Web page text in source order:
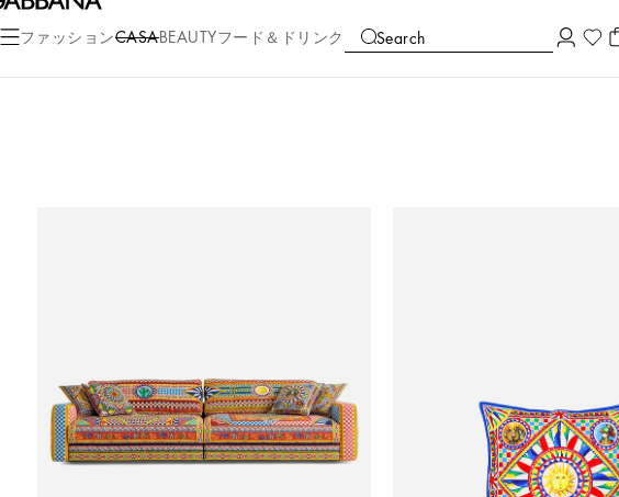
ファッションCASABEAUTYフード＆ドリンク Search
COLLECTIONS